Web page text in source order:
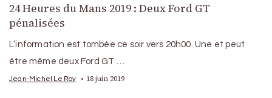
24 Heures du Mans 2019 : Deux Ford GT
pénalisées
L’information est tombée ce soir vers 20h00. Une et peut
être même deux Ford GT …
Jean-Michel Le Roy 18 juin 2019